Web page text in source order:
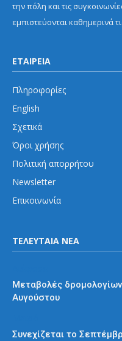
την πόλη και τις
εμπιστεύονται καθημερινά
ΕΤΑΙΡΕΙΑ
Πληροφορίες
English
Σχετικά
Όροι χρήσης
Πολιτική απορρήτου
Newsletter
Επικοινωνία
ΤΕΛΕΥΤΑΙΑ ΝΕΑ
Μεταβολές
Αυγούστου
Συνεχίζεται το